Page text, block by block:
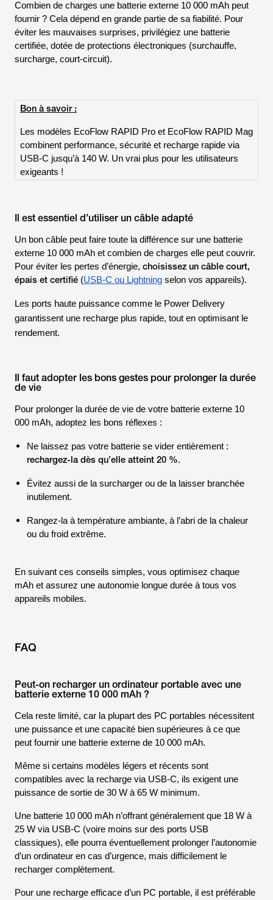
Combien de charges une batterie externe 10 000 mAh peut
fournir ? Cela dépend en grande partie de sa fiabilité. Pour
éviter les mauvaises surprises, privilégiez une batterie
certifiée, dotée de protections électroniques (surchauffe,
surcharge, court-circuit).
Bon à savoir :
Les modèles EcoFlow RAPID Pro et EcoFlow RAPID Mag
combinent performance, sécurité et recharge rapide via
USB-C jusqu’à 140 W. Un vrai plus pour les utilisateurs
exigeants !
Il est essentiel d’utiliser un câble adapté
Un bon câble peut faire toute la différence sur une batterie
externe 10 000 mAh et combien de charges elle peut couvrir.
Pour éviter les pertes d’énergie, choisissez un câble court,
épais et certifié (USB-C ou Lightning selon vos appareils).
Les ports haute puissance comme le Power Delivery
garantissent une recharge plus rapide, tout en optimisant le
rendement.
Il faut adopter les bons gestes pour prolonger la durée
de vie
Pour prolonger la durée de vie de votre batterie externe 10
000 mAh, adoptez les bons réflexes :
Ne laissez pas votre batterie se vider entièrement :
rechargez-la dès qu’elle atteint 20 %.
Évitez aussi de la surcharger ou de la laisser branchée
inutilement.
Rangez-la à température ambiante, à l’abri de la chaleur
ou du froid extrême.
En suivant ces conseils simples, vous optimisez chaque
mAh et assurez une autonomie longue durée à tous vos
appareils mobiles.
FAQ
Peut-on recharger un ordinateur portable avec une
batterie externe 10 000 mAh ?
Cela reste limité, car la plupart des PC portables nécessitent
une puissance et une capacité bien supérieures à ce que
peut fournir une batterie externe de 10 000 mAh.
Même si certains modèles légers et récents sont
compatibles avec la recharge via USB-C, ils exigent une
puissance de sortie de 30 W à 65 W minimum.
Une batterie 10 000 mAh n’offrant généralement que 18 W à
25 W via USB-C (voire moins sur des ports USB
classiques), elle pourra éventuellement prolonger l’autonomie
d’un ordinateur en cas d’urgence, mais difficilement le
recharger complètement.
Pour une recharge efficace d’un PC portable, il est préférable